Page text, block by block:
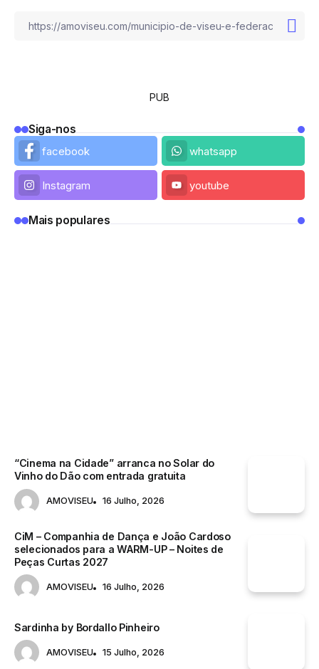
PUB
Siga-nos
facebook
whatsapp
Instagram youtube
Mais populares
“Cinema na Cidade” arranca no Solar do
Vinho do Dão com entrada gratuita
AMOVISEU 16 Julho, 2026
CiM – Companhia de Dança e João Cardoso
selecionados para a WARM-UP – Noites de
Peças Curtas 2027
AMOVISEU 16 Julho, 2026
Sardinha by Bordallo Pinheiro
AMOVISEU 15 Julho, 2026